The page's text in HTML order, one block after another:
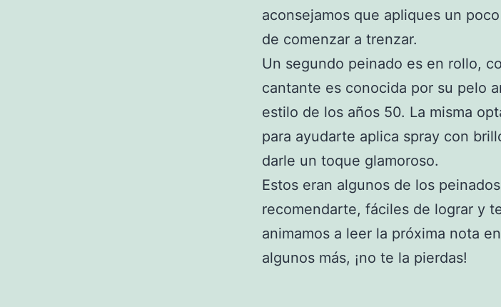
aconsejamos que apliques un
de comenzar a trenzar.
Un segundo peinado es en rollo,
cantante es conocida por su pelo
estilo de los años 50. La misma
para ayudarte aplica spray con
darle un toque glamoroso.
Estos eran algunos de los
recomendarte, fáciles de lograr y
animamos a leer la próxima nota
algunos más, ¡no te la pierdas!